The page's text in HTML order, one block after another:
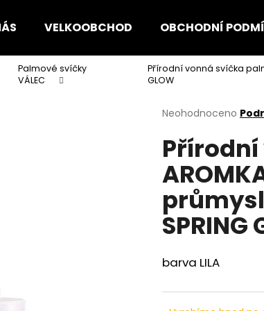
VELKOOBCHOD OBCHODNÍ
Palmové svíčky
VÁLEC
Přírodní vonná svíčka
GLOW
Průměrné
produktu
je
0,0
z
5
hvězdiček.
Neohodnoceno
SPRING
barva LILA
Co potřebujete najít?